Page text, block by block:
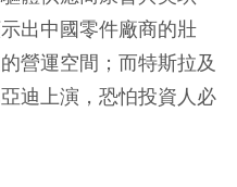
出中國零件廠商的壯
營運空間；而特斯拉及
迪上演，恐怕投資人必